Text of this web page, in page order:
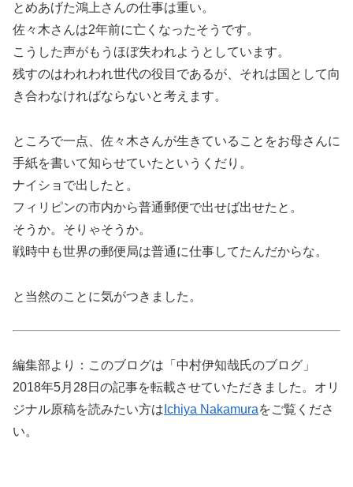
とめあげた鴻上さんの仕事は重い。
佐々木さんは2年前に亡くなったそうです。
こうした声がもうほぼ失われようとしています。
残すのはわれわれ世代の役目であるが、それは国として向
き合わなければならないと考えます。
ところで一点、佐々木さんが生きていることをお母さんに
手紙を書いて知らせていたというくだり。
ナイショで出したと。
フィリピンの市内から普通郵便で出せば出せたと。
そうか。そりゃそうか。
戦時中も世界の郵便局は普通に仕事してたんだからな。
と当然のことに気がつきました。
編集部より：このブログは「中村伊知哉氏のブログ」
2018年5月28日の記事を転載させていただきました。オリ
ジナル原稿を読みたい方は Ichiya Nakamuraをご覧くださ
い。